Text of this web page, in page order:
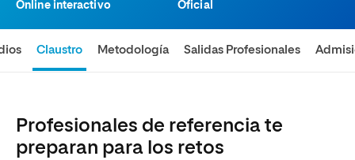
Online interactivo
Oficial
Claustro Metodología Salidas Profesionales
Profesionales de referencia te
preparan para los retos